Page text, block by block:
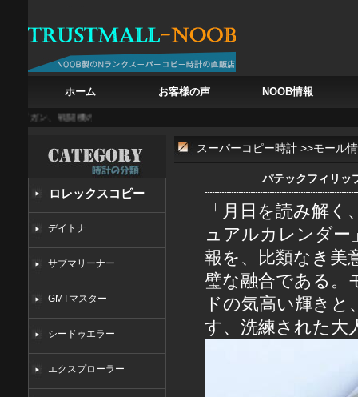
ホーム お客様の声 NOOB情報
ン、戦闘機の鼓動を腕に
ロレックスコピー
デイトナ
サブマリーナー
GMTマスター
シードゥエラー
エクスプローラー
スーパーコピー時計 >>モール
パテックフィリッ
「月日を読み解
ュアルカレンダー
報を、比類なき美
璧な融合である。
ドの気高い輝き
す、洗練された大